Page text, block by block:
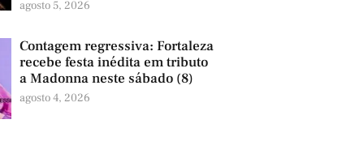
agosto 5, 2026
Contagem regressiva: Fortaleza
recebe festa inédita em tributo
a Madonna neste sábado (8)
agosto 4, 2026